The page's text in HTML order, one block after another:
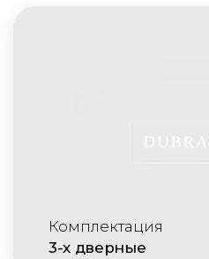
Комплектация
3-х дверные